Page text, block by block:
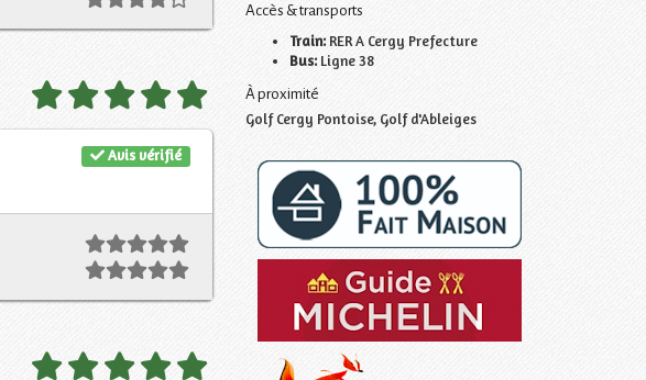
Avis vérifié
Accès & transports
Train:RER A Cergy Prefecture
Bus:Ligne 38
À proximité
Golf Cergy Pontoise, Golf d'Ableiges